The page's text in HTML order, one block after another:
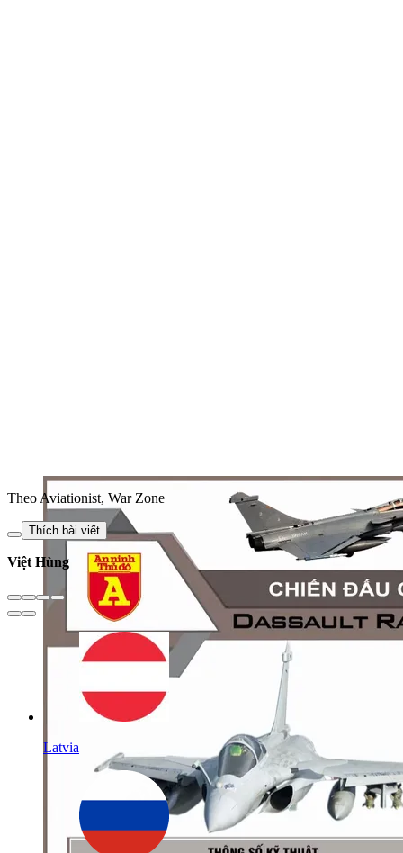
Theo Aviationist, War Zone
Thích bài viết
Việt Hùng
Latvia